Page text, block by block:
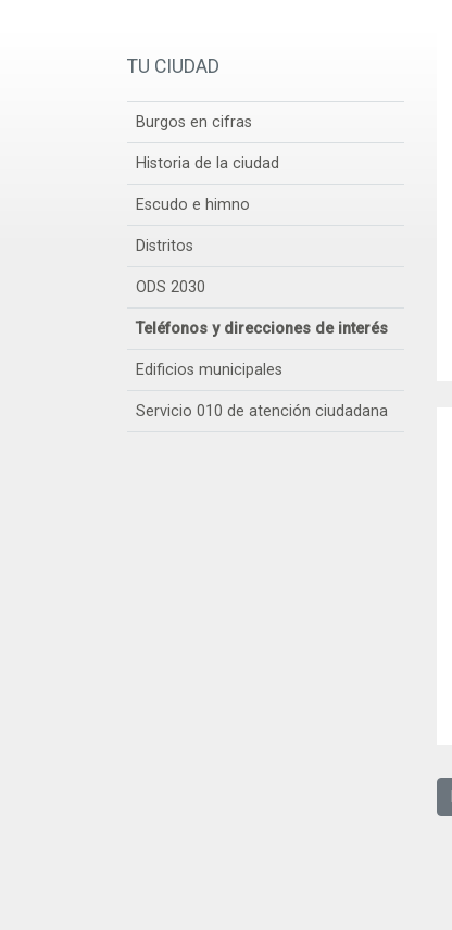
TU CIUDAD
Burgos en cifras
Historia de la ciudad
Escudo e himno
Distritos
ODS 2030
Teléfonos y direcciones de interés
Edificios municipales
Servicio 010 de atención ciudadana